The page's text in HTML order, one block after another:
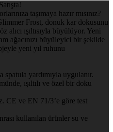
taşımaya hazır mısınız?
Frost, donuk kar dokusunu
alıcı ışıltısıyla büyülüyor. Yeni
ağacınızı büyüleyici bir şekilde
yeni yıl ruhunu
spatula yardımıyla uygulanır.
ışıltılı ve özel bir doku
CE ve EN 71/3’e göre test
kullanılan ürünler su ve